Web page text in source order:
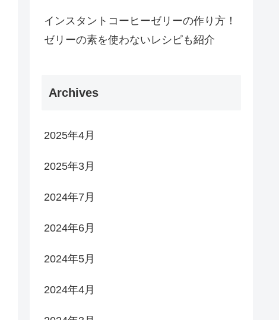
インスタントコーヒーゼリーの作り方！
ゼリーの素を使わないレシピも紹介
Archives
2025年4月
2025年3月
2024年7月
2024年6月
2024年5月
2024年4月